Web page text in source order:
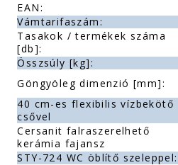
EAN:
Vámtarifaszám:
Tasakok / termékek száma
[db]:
Összsúly [kg]:
Göngyöleg dimenzió [mm]:
40 cm-es flexibilis vízbekötő
csővel
Cersanit falraszerelhető
kerámia fajansz
STY-724 WC öblítő szeleppel: